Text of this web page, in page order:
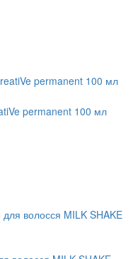
permanent 100 мл